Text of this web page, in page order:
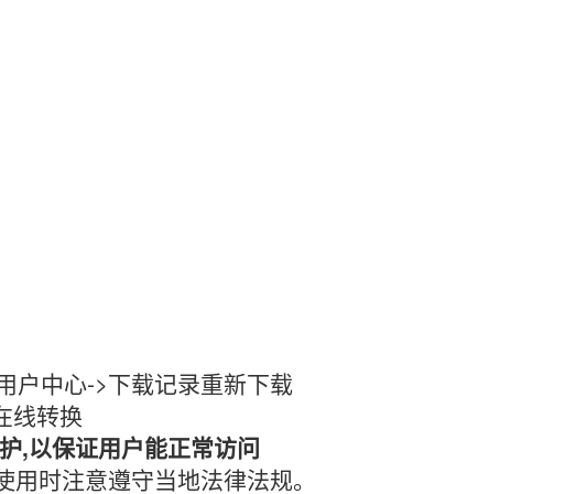
户中心->下载记录重新下载
线转换
,以保证用户能正常访问
时注意遵守当地法律法规。